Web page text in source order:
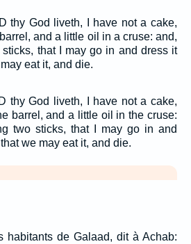
thy God liveth, I have not a cake,
and a little oil in a cruse: and,
that I may go in and dress it
eat it, and die.
thy God liveth, I have not a cake,
barrel, and a little oil in the cruse:
two sticks, that I may go in and
we may eat it, and die.
habitants de Galaad, dit à Achab: